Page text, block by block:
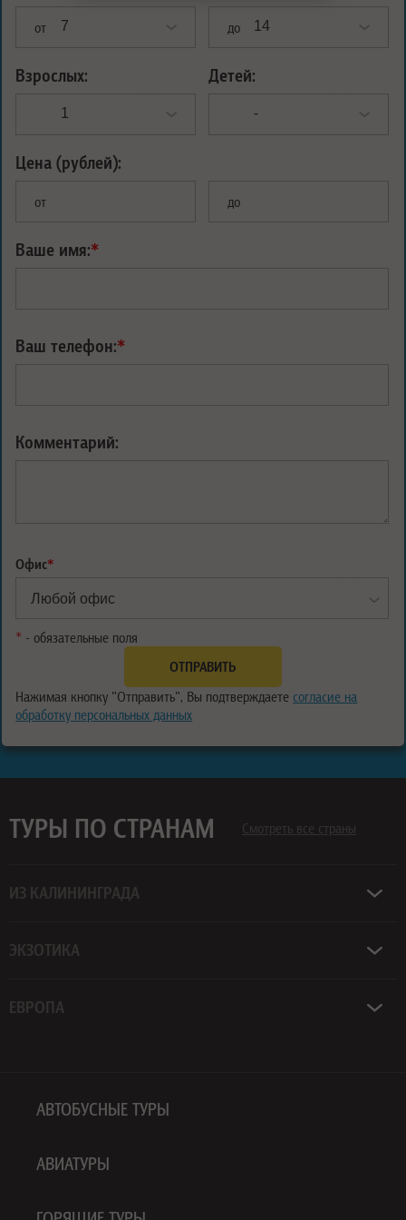
от до
Взрослых: Детей:
Цена (рублей):
от до
Ваше имя:*
Ваш телефон:*
Комментарий:
Офис*
* - обязательные поля
Нажимая кнопку "Отправить", Вы подтверждаете согласие на
обработку персональных данных
ТУРЫ ПО СТРАНАМ Смотреть все страны
ИЗ КАЛИНИНГРАДА
ЭКЗОТИКА
ЕВРОПА
АВТОБУСНЫЕ ТУРЫ
АВИАТУРЫ